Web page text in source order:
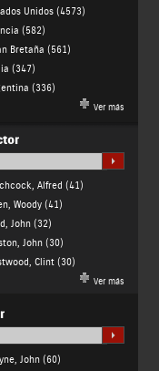
Unidos(4573)
(582)
Bretaña (561)
(347)
(336)
Ver más
Alfred (41)
Woody(41)
John(32)
John(30)
Clint(30)
Ver más
John(60)